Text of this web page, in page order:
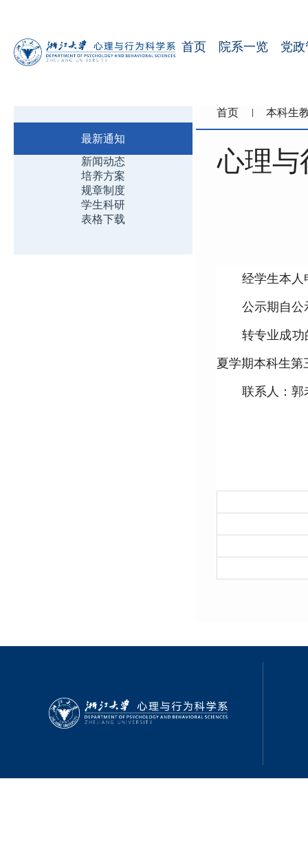
首页 院系一览 党
最新通知
新闻动态
培养方案
规章制度
学生科研
表格下载
首页 本科生
心理与
经学生本人
公示期自公
转专业成功
夏学期本科生第
联系人：郭